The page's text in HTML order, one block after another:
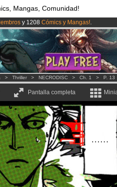
Mangas, Comunidad!
y 1208 Cómics y Mangas!.
desormado lanzado!.
por3.95 euros al mes!Hazte Premium ya
> Thriller > NECRODISC > Ch. 1 > P. 13
Pantalla completa
......